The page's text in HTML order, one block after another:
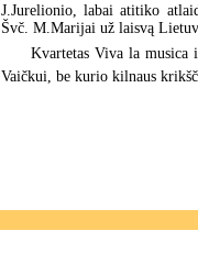
J.Jurelionio, labai atitiko
Švč. M.Marijai už laisvą
Kvartetas Viva la
Vaičkui, be kurio kilnaus